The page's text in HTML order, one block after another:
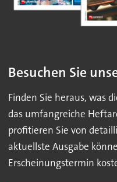
Besuchen Sie
Finden Sie heraus, was
das umfangreiche
profitieren Sie von
aktuellste Ausgabe
Erscheinungstermin